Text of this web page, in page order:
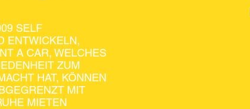
SELF
ENTWICKELN,
A CAR, WELCHES
ZUM
HAT, KÖNNEN
MIT
MIETEN